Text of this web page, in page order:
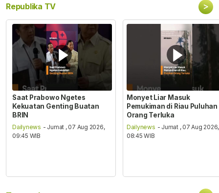
Republika TV >
Saat Prabowo Ngetes
Kekuatan Genting Buatan
BRIN
Dailynews - Jumat , 07 Aug 2026,
09:45 WIB
Monyet Liar Masuk
Pemukiman di Riau Puluhan
Orang Terluka
Dailynews - Jumat , 07 Aug 2026,
08:45 WIB